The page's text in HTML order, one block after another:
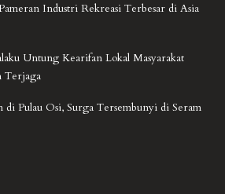
Industri Rekreasi Terbesar di Asia
Untung Kearifan Lokal Masyarakat
Terjaga
Pulau Osi, Surga Tersembunyi di Seram